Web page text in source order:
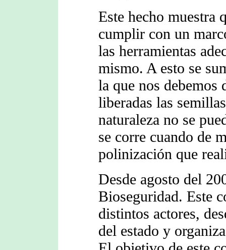
Este hecho muestra
cumplir con un
las herramientas
mismo. A esto se
la que nos debemos
liberadas las
naturaleza no se
se corre cuando de
polinización que
Desde agosto del
Bioseguridad. Este
distintos actores,
del estado y